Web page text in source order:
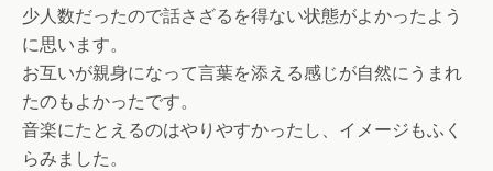
少人数だったので話さざるを得ない状態がよかったよう
に思います。
お互いが親身になって言葉を添える感じが自然にうまれ
たのもよかったです。
音楽にたとえるのはやりやすかったし、イメージもふく
らみました。